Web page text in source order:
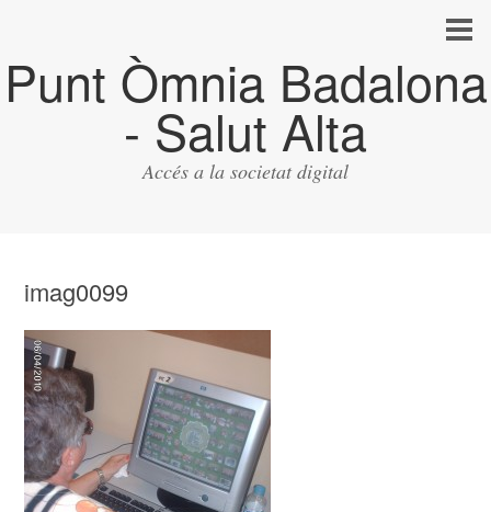
Punt Òmnia Badalona
- Salut Alta
Accés a la societat digital
imag0099